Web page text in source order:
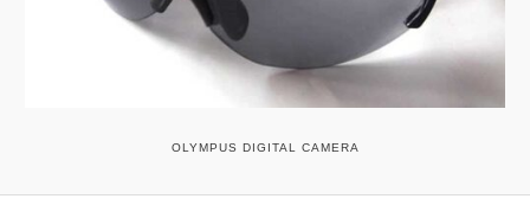
OLYMPUS DIGITAL CAMERA